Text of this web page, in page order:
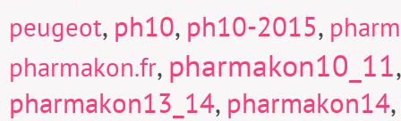
peugeot, ph10, ph10-2015,
pharmakon.fr, pharmakon10_11
pharmakon13_14, pharmakon14,